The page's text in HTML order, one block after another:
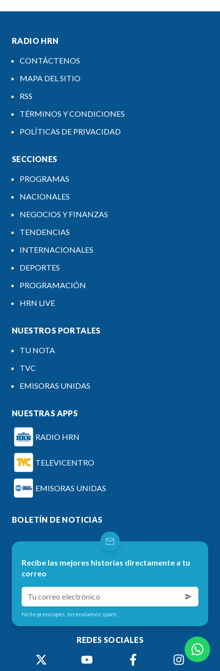
RADIO HRN
CONTÁCTENOS
MAPA DEL SITIO
RSS
TÉRMINOS Y CONDICIONES
POLÍTICAS DE PRIVACIDAD
SECCIONES
PROGRAMAS
NACIONALES
NEGOCIOS Y FINANZAS
TENDENCIAS
INTERNACIONALES
DEPORTES
PROGRAMACIÓN
HRN LIVE
NUESTROS PORTALES
TU NOTA
TVC
EMISORAS UNIDAS
NUESTRAS APPS
RADIO HRN
TELEVICENTRO
EMISORAS UNIDAS
BOLETÍN DE NOTICIAS
Recibe las mejores historias directamente a tu
correo
No te preocupes, no enviamos spam.
REDES SOCIALES